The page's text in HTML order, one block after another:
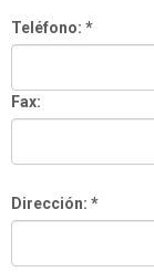
Teléfono: *
Fax:
Dirección: *